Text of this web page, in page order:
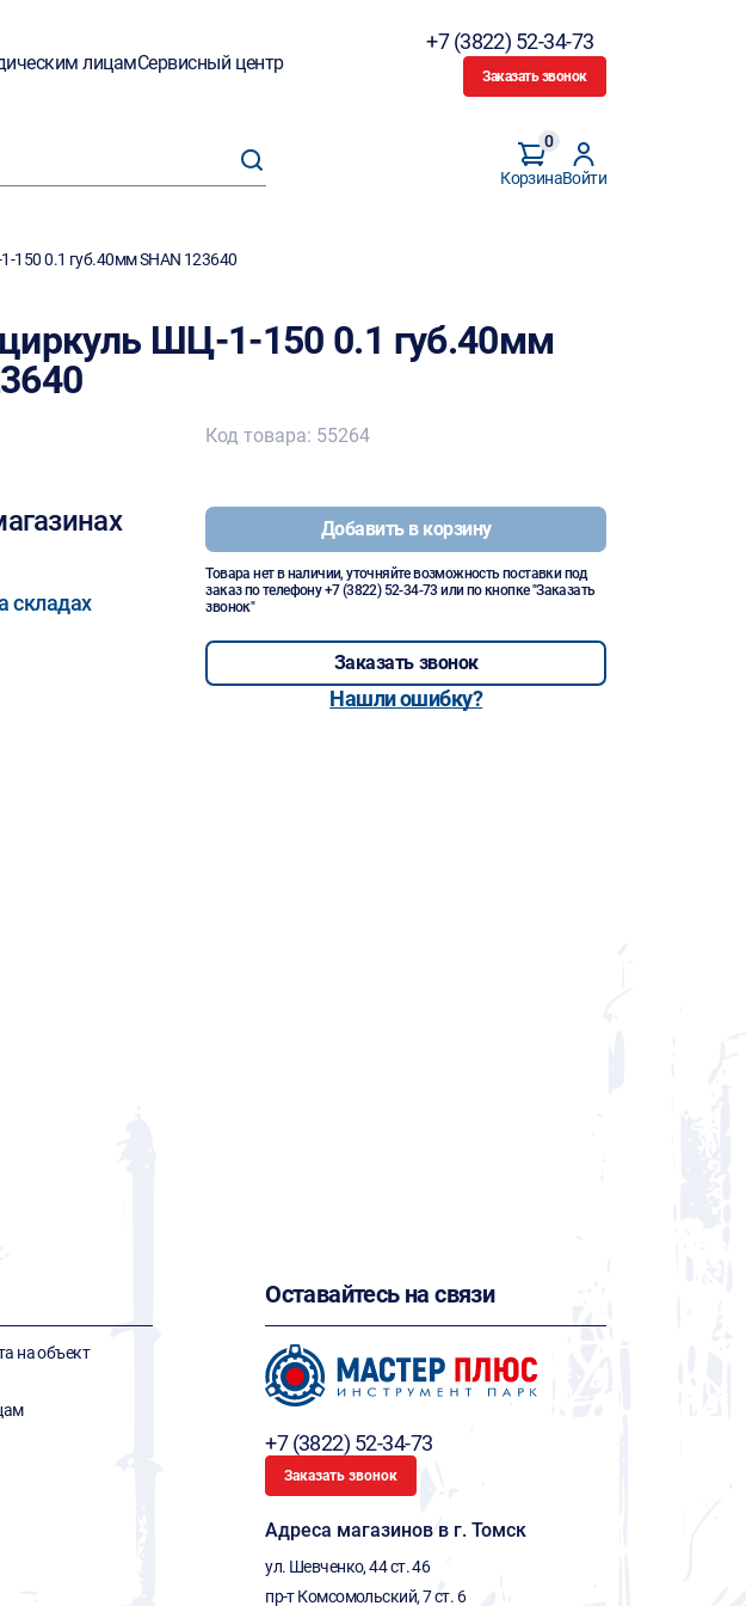
лицамСервисный центр
+7 (3822) 52-34-73
Заказать звонок
Корзина
0
Войти
150 0.1 губ.40мм SHAN 123640
ШЦ-1-150 0.1 губ.40мм
складах
Код товара: 55264
Добавить в корзину
Товара нет в наличии, уточняйте возможность поставки под
заказ по телефону+7 (3822) 52-34-73 или по кнопке "Заказать
звонок"
Заказать звонок
Нашли ошибку?
на объект
Оставайтесь на связи
+7 (3822) 52-34-73
Заказать звонок
Адреса магазинов в г. Томск
ул. Шевченко, 44 ст. 46
пр-т Комсомольский, 7 ст. 6